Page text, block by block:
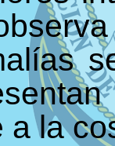
a la